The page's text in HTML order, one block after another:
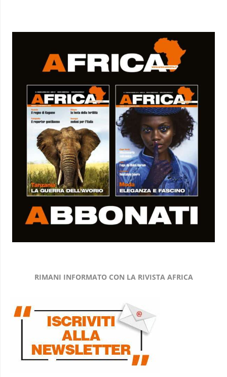
RIMANI INFORMATO CON LA RIVISTA AFRICA